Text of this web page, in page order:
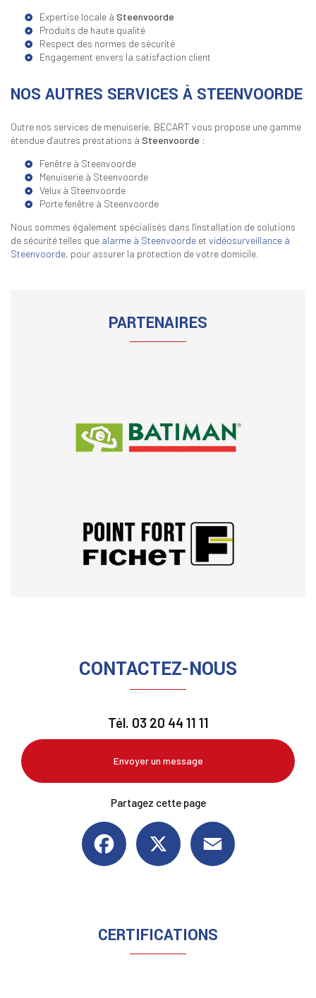
Expertise locale à Steenvoorde
Produits de haute qualité
Respect des normes de sécurité
Engagement envers la satisfaction client
NOS AUTRES SERVICES À STEENVOORDE
Outre nos services de menuiserie, BECART vous propose une gamme
étendue d'autres prestations à Steenvoorde :
Fenêtre à Steenvoorde
Menuiserie à Steenvoorde
Velux à Steenvoorde
Porte fenêtre à Steenvoorde
Nous sommes également spécialisés dans l'installation de solutions
de sécurité telles que alarme à Steenvoorde et vidéosurveillance à
Steenvoorde, pour assurer la protection de votre domicile.
PARTENAIRES
CONTACTEZ-NOUS
Tél. 03 20 44 11 11
Envoyer un message
Partagez cette page
Facebook
CERTIFICATIONS